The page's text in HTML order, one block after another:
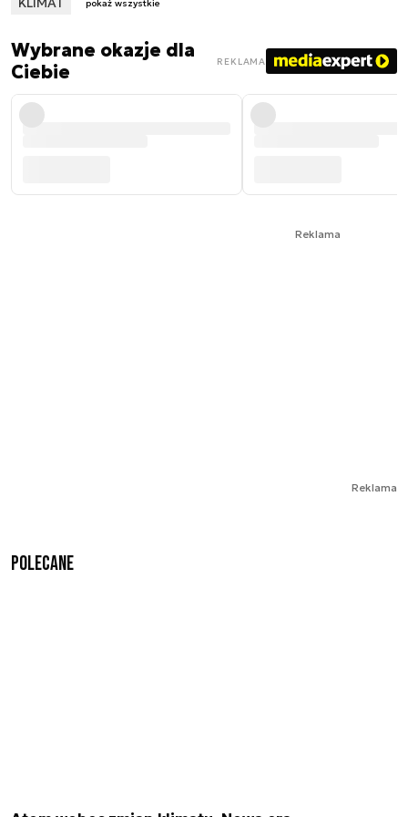
pokaż wszystkie
Wybrane okazje dla
Ciebie
REKLAMA
Reklama
Reklama
Polecane